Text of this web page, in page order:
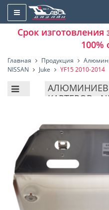
Срок
100%
Главная Продукция
NISSAN
Juke YF15 2010-2014
КАРТЕРОВ -